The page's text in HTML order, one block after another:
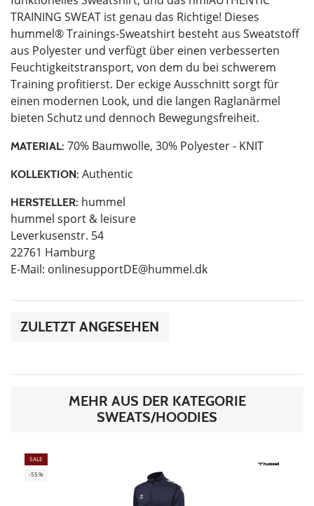
TRAINING SWEAT ist genau das Richtige! Dieses
hummel® Trainings-Sweatshirt besteht aus Sweatstoff
aus Polyester und verfügt über einen verbesserten
Feuchtigkeitstransport, von dem du bei schwerem
Training profitierst. Der eckige Ausschnitt sorgt für
einen modernen Look, und die langen Raglanärmel
bieten Schutz und dennoch Bewegungsfreiheit.
MATERIAL: 70% Baumwolle, 30% Polyester - KNIT
KOLLEKTION: Authentic
HERSTELLER: hummel
hummel sport & leisure
Leverkusenstr. 54
22761 Hamburg
E-Mail: onlinesupportDE@hummel.dk
ZULETZT ANGESEHEN
MEHR AUS DER KATEGORIE
SWEATS/HOODIES
SALE
-55%